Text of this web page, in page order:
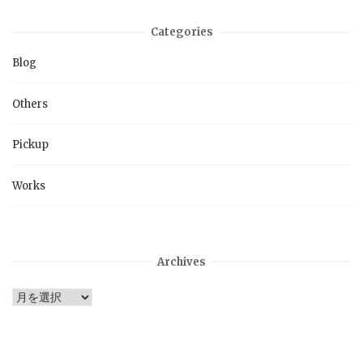
Categories
Blog
Others
Pickup
Works
Archives
Archives